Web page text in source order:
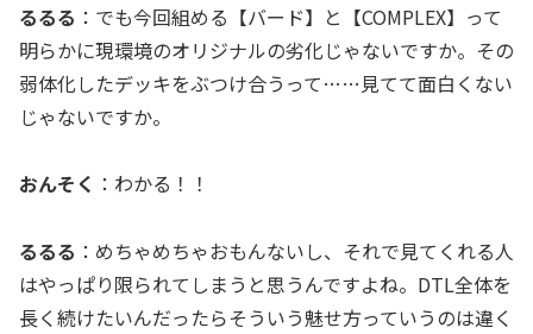
るるる ：でも今回組める【バード】と【COMPLEX】って
明らかに現環境のオリジナルの劣化じゃないですか。その
弱体化したデッキをぶつけ合うって……見てて面白くない
じゃないですか。
おんそく ：わかる！！
るるる ：めちゃめちゃおもんないし、それで見てくれる人
はやっぱり限られてしまうと思うんですよね。DTL全体を
長く続けたいんだったらそういう魅せ方っていうのは違く